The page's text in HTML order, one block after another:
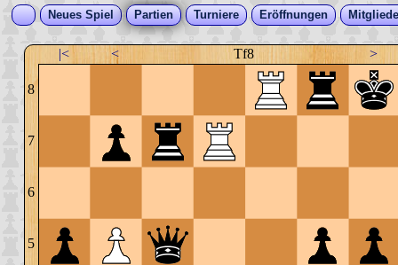
Neues Spiel Partien Turniere Eröffnungen
|< < Tf8 >
8
7
6
5